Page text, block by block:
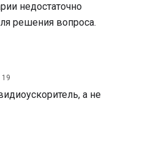
недостаточно
решения вопроса.
19
а не